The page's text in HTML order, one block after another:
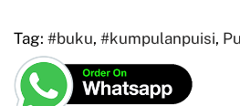
Tag: #buku, #kumpulanpuisi,